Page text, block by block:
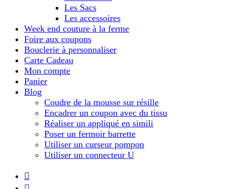
Les Sacs
Les accessoires
Week end couture à la ferme
Foire aux coupons
Bouclerie à personnaliser
Carte Cadeau
Mon compte
Panier
Blog
Coudre de la mousse sur résille
Encadrer un coupon avec du tissu
Réaliser un appliqué en simili
Poser un fermoir barrette
Utiliser un curseur pompon
Utiliser un connecteur U